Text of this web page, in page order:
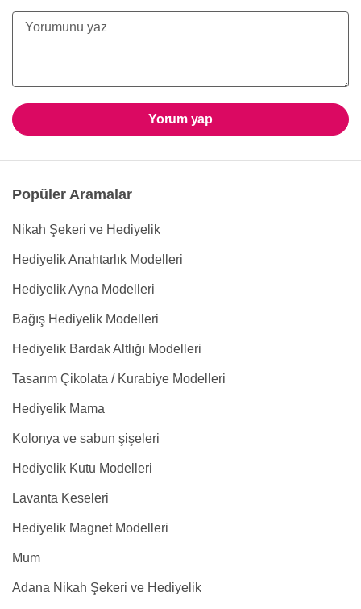
Yorum yap
Popüler Aramalar
Nikah Şekeri ve Hediyelik
Hediyelik Anahtarlık Modelleri
Hediyelik Ayna Modelleri
Bağış Hediyelik Modelleri
Hediyelik Bardak Altlığı Modelleri
Tasarım Çikolata / Kurabiye Modelleri
Hediyelik Mama
Kolonya ve sabun şişeleri
Hediyelik Kutu Modelleri
Lavanta Keseleri
Hediyelik Magnet Modelleri
Mum
Adana Nikah Şekeri ve Hediyelik